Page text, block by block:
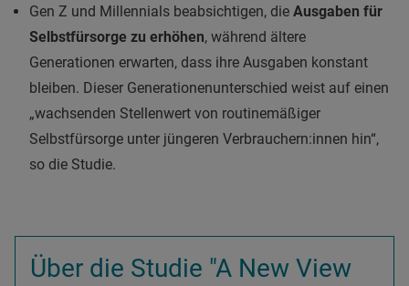
Gen Z und Millennials beabsichtigen, die Ausgaben für
Selbstfürsorge zu erhöhen, während ältere
Generationen erwarten, dass ihre Ausgaben konstant
bleiben. Dieser Generationenunterschied weist auf einen
„wachsenden Stellenwert von routinemäßiger
Selbstfürsorge unter jüngeren Verbrauchern:innen hin“,
so die Studie.
Über die Studie "A New View